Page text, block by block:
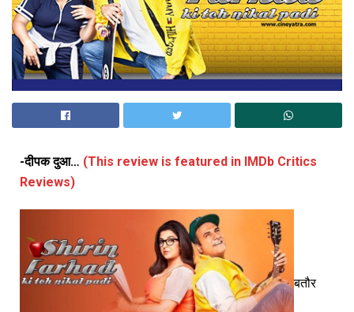
-दीपक दुआ… (This review is featured in IMDb Critics
Reviews)
बतौर